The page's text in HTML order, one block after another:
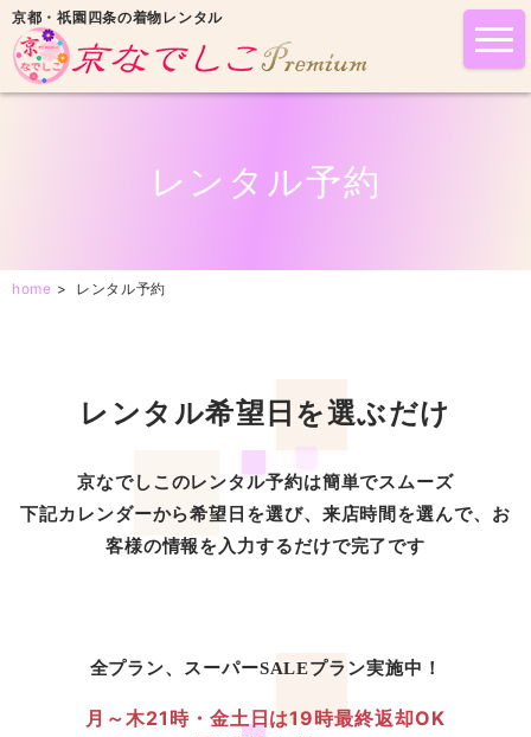
京都・祇園四条の着物レンタル
レンタル予約
home > レンタル予約
レンタル希望日を選ぶだけ
京なでしこのレンタル予約は簡単でスムーズ
下記カレンダーから希望日を選び、来店時間を選んで、お
客様の情報を入力するだけで完了です
全プラン、スーパーSALEプラン実施中！
月～木21時・金土日は19時最終返却OK